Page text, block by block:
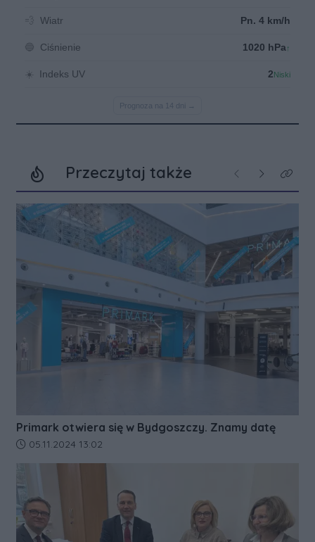
Przeczytaj także Poprzednie
NastępneKliknij
Primark otwiera się w Bydgoszczy. Znamy datę
Data dodania artykułu:
05.11.2024 13:02